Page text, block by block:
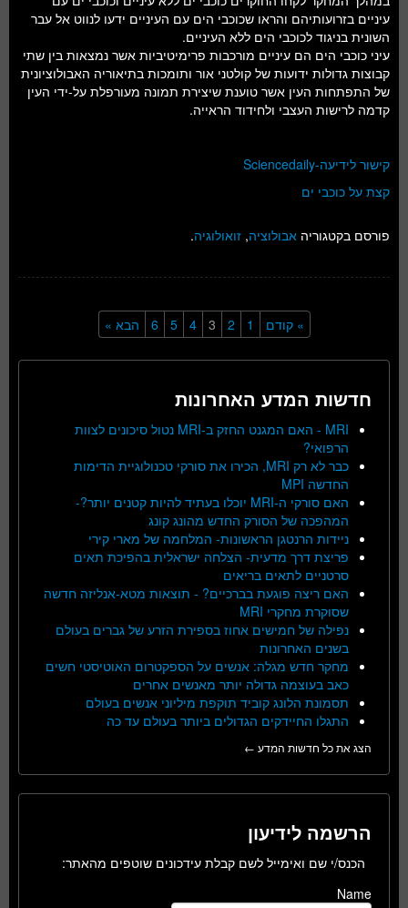
עיניים בזרועותיהם והראו שכוכבי הים עם העיניים ידעו לנווט אל עבר
השונית בניגוד לכוכבי הים ללא העיניים.
עיני כוכבי הים הם עיניים מורכבות פרימיטיביות אשר נמצאות בין שתי
קבוצות גדולות ידועות של קולטני אור ותומכות בתיאוריה האבולוציונית
של התפתחות העין אשר טוענת שיצירת תמונה מעורפלת על-ידי העין
קדמה לרישות העצבי ולחידוד הראייה.
קישור לידיעה-Sciencedaily
קצת על כוכבי ים
פורסם בקטגוריה אבולוציה, זואולוגיה.
» קודם 1
2
3
4
5
6 הבא »
חדשות המדע האחרונות
MRI - האם המגנט החזק ב-MRI נטול סיכונים לצוות
הרפואי?
כבר לא רק MRI, הכירו את סורקי טכנולוגיית הדימות
החדשה MPI
האם סורקי ה-MRI יוכלו בעתיד להיות קטנים יותר?-
המהפכה של הסורק החדש מהונג קונג
ניידות הרנטגן הראשונות- המלחמה של מארי קירי
פריצת דרך מדעית- הצלחה ישראלית בהפיכת תאים
סרטניים לתאים בריאים
האם ריצה פוגעת בברכיים? - תוצאות מטא-אנליזה חדשה
שסוקרת מחקרי MRI
נפילה של חמישים אחוז בספירת הזרע של גברים בעולם
בשנים האחרונות
מחקר חדש מגלה: אנשים על הספקטרום האוטיסטי חשים
כאב בעוצמה גדולה יותר מאנשים אחרים
תסמונת הלונג קוביד תוקפת מיליוני אנשים בעולם
התגלו החיידקים הגדולים ביותר בעולם עד כה
הצג את כל חדשות המדע ←
הרשמה לידיעון
הכנס/י שם ואימייל לשם קבלת עידכונים שוטפים מהאתר:
Name